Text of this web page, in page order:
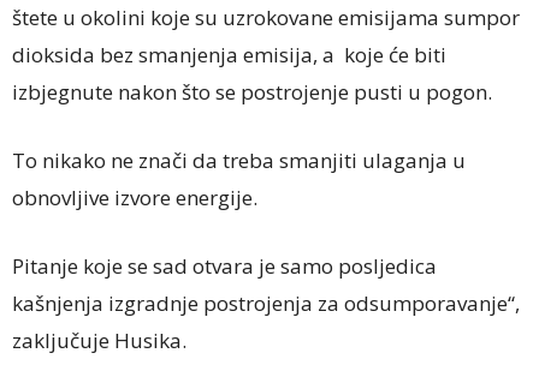
štete u okolini koje su uzrokovane emisijama sumpor
dioksida bez smanjenja emisija, a koje će biti
izbjegnute nakon što se postrojenje pusti u pogon.
To nikako ne znači da treba smanjiti ulaganja u
obnovljive izvore energije.
Pitanje koje se sad otvara je samo posljedica
kašnjenja izgradnje postrojenja za odsumporavanje“,
zaključuje Husika.